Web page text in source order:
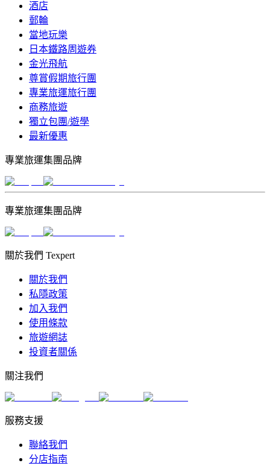
酒店
郵輪
當地玩樂
日本鐵路周遊券
金光飛航
尊賞假期旅行團
專業旅運旅行團
商務旅遊
獨立包團/遊學
最新優惠
專業旅運集團品牌
專業旅運集團品牌
關於我們 Texpert
關於我們
私隱政策
加入我們
使用條款
旅遊網誌
投資者關係
關注我們
服務支援
聯絡我們
分店指南